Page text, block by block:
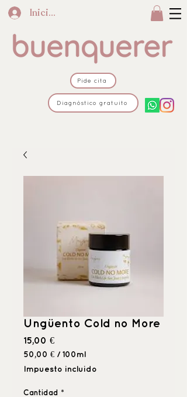
Iniciar sesión
Pide cita
Diagnóstico gratuito
Ungüento Cold no More
15,00 €Precio
50,00 € / 100ml
50,00 €
por
Mililitro
Impuesto incluido
Cantidad *